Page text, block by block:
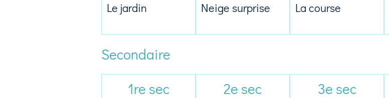
Le jardin
Neige surprise
La course
Secondaire
1re sec
2e sec 3e sec